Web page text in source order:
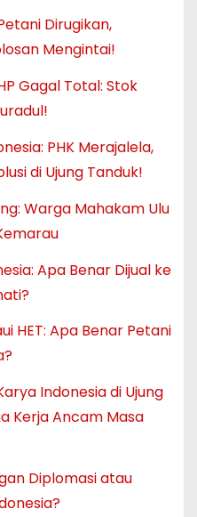
Dirugikan,
Mengintai!
Gagal Total: Stok
PHK Merajalela,
di Ujung Tanduk!
Warga Mahakam Ulu
Apa Benar Dijual ke
HET: Apa Benar Petani
Indonesia di Ujung
Kerja Ancam Masa
Diplomasi atau